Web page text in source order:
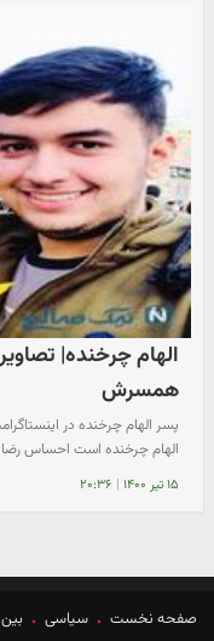
الهام چرخنده|
همسرش
پسر الهام چرخنده در
الهام چرخنده است احساس
۱۵ تیر ۱۴۰۰ | ۲۰:۳۶
صفحه نخست سیاسی